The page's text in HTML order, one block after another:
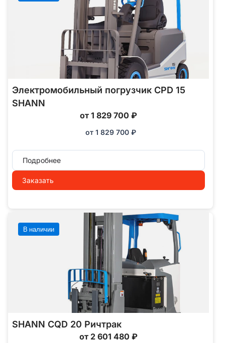
Электромобильный погрузчик CPD 15
SHANN
от 1 829 700 ₽
от 1 829 700 ₽
Подробнее
Заказать
В наличии
SHANN CQD 20 Ричтрак
от 2 601 480 ₽